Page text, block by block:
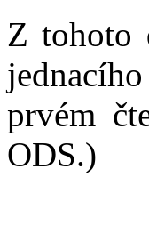
Z tohoto
prvém
ODS.)